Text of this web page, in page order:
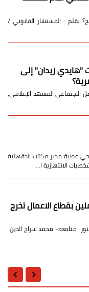
بقلم : المستشار القانوني /
"هايدي زيدان" إلى
المشهد الإعلامي،
عطية مدير مكتب الدقهلية
الانتهازية ا…
بقطاع الاعمال تخرج
متابعه:- محمد سراج الدين